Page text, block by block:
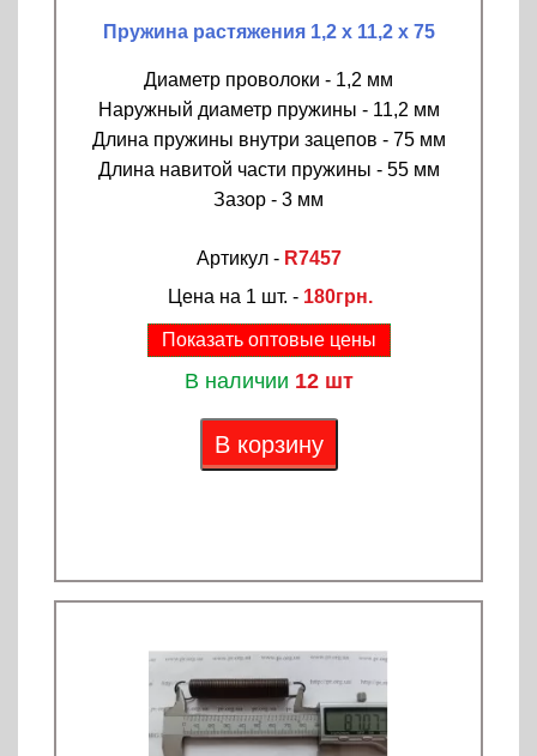
Пружина растяжения 1,2 х 11,2 х 75
Диаметр проволоки - 1,2 мм
Наружный диаметр пружины - 11,2 мм
Длина пружины внутри зацепов - 75 мм
Длина навитой части пружины - 55 мм
Зазор - 3 мм
Артикул - R7457
Цена на 1 шт. - 180грн.
Показать оптовые цены
В наличии 12 шт
В корзину